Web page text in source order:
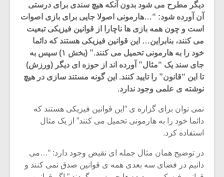
دیگر مطرح می شود بدون آنکه هیچ سندی برای درستی
آن آورده شود: “…هارمونی اصولا جایی برای بازی اصوات
است و چون همه بازی ها ناچارا از قوانین فیزیکی تبعیت
می کنند، بنابراین… این قوانین فیزیکی هستند که دائما
خود را به هارمونی تحمیل می کنند.” (بخش ۱) سپس به
جای سند یک “مثال” آورده اند از حوزه ای دیگر (ورزش)
تا این “قانون” را تایید کنند. این گونه مستند سازی در هیچ
نوشته ی علمی وجود ندارد.
نمی توان برای گزاره ی “این قوانین فیزیکی هستند که
دائما خود را به هارمونی تحمیل می کنند” از یک مثال
استفاده کرد.
در توضیح همان مثال جمله ای نقیض وجود دارد: “…می
دانیم در فضای سه بعدی همه ی قوانین صدق نمی کنند و